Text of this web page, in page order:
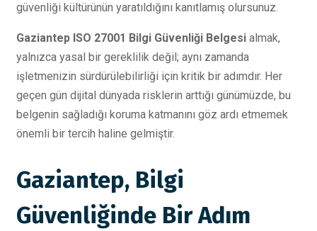
güvenliği kültürünün yaratıldığını kanıtlamış olursunuz.
Gaziantep ISO 27001 Bilgi Güvenliği Belgesi almak,
yalnızca yasal bir gereklilik değil; aynı zamanda
işletmenizin sürdürülebilirliği için kritik bir adımdır. Her
geçen gün dijital dünyada risklerin arttığı günümüzde, bu
belgenin sağladığı koruma katmanını göz ardı etmemek
önemli bir tercih haline gelmiştir.
Gaziantep, Bilgi
Güvenliğinde Bir Adım